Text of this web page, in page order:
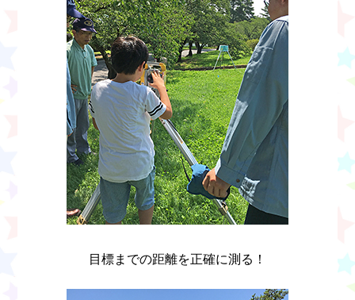
目標までの距離を正確に測る！